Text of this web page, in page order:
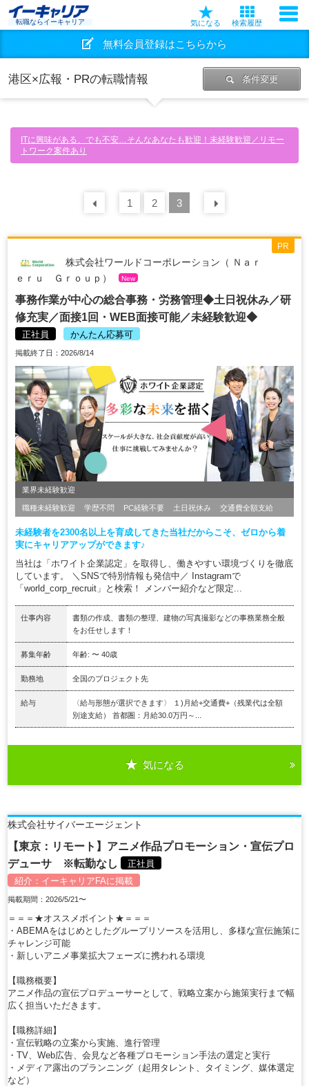
転職ならイーキャリア 気になる 検索履歴
無料会員登録はこちらから
港区×広報・PRの転職情報 条件変更
ITに興味がある、でも不安…そんなあなたも歓迎！未経験歓迎／リモー
トワーク案件あり
前の 30
1 2 3
株式会社ワールドコーポレーション（ Ｎａｒ
ｅｒｕ Ｇｒｏｕｐ）
New
事務作業が中心の総合事務・労務管理◆土日祝休み／研
修充実／面接1回・WEB面接可能／未経験歓迎◆
正社員 かんたん応募可
掲載終了日：2026/8/14
業界未経験歓迎
職種未経験歓迎 学歴不問 PC経験不要 土日祝休み 交通費全額支給
未経験者を2300名以上を育成してきた当社だからこそ、ゼロから着
実にキャリアアップができます♪
当社は「ホワイト企業認定」を取得し、働きやすい環境づくりを徹底
しています。 ＼SNSで特別情報も発信中／ Instagramで
「world_corp_recruit」と検索！ メンバー紹介など限定...
仕事内容
書類の作成、書類の整理、建物の写真撮影などの事務業務全般
をお任せします！
募集年齢 年齢: 〜 40歳
勤務地 全国のプロジェクト先
給与
〈給与形態が選択できます〉 １)月給+交通費+（残業代は全額
別途支給） 首都圏：月給30.0万円～...
気になる
PR
株式会社サイバーエージェント
【東京：リモート】アニメ作品プロモーション・宣伝プロ
デューサ ※転勤なし
正社員
紹介： イーキャリアFAに掲載
掲載期間：2026/5/21〜
＝＝＝★オススメポイント★＝＝＝
・ABEMAをはじめとしたグループリソースを活用し、多様な宣伝施策に
チャレンジ可能
・新しいアニメ事業拡大フェーズに携われる環境
【職務概要】
アニメ作品の宣伝プロデューサーとして、戦略立案から施策実行まで幅
広く担当いただきます。
【職務詳細】
・宣伝戦略の立案から実施、進行管理
・TV、Web広告、会見など各種プロモーション手法の選定と実行
・メディア露出のプランニング（起用タレント、タイミング、媒体選定
など）